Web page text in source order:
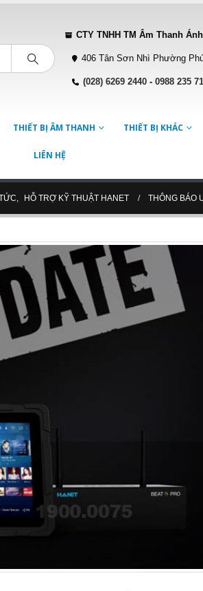
CTY TNHH TM Âm Thanh
406 Tân Sơn Nhì Phường
(028) 6269 2440 -0988 235
THIẾT BỊ ÂM THANH THIẾT BỊ KHÁC
LIÊN HỆ
, HỖ TRỢ KỸ THUẬT HANET THÔNG BÁO